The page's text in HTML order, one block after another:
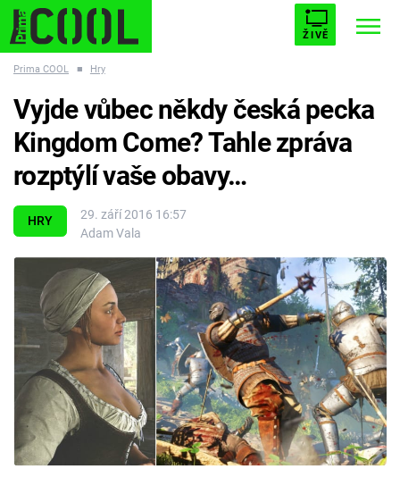
ŽIVĚ
ESCAPE PLNEJ KOTEL AVENGERS 5
Témata
Filmy
Seriály
Hry
Cool Esport
Pořady
Prima COOL ■ Hry
HRY
29. září 2016 16:57
Adam Vala
Vyjde vůbec někdy česká pecka
Kingdom Come? Tahle zpráva
rozptýlí vaše obavy…